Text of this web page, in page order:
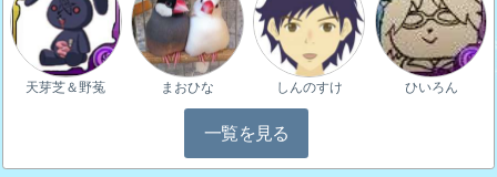
天芽芝＆野菟 まおひな しんのすけ ひいろん
一覧を見る